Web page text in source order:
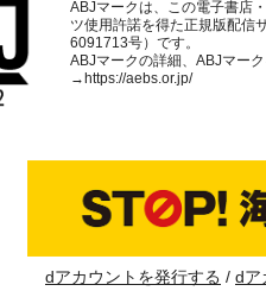
ABJマークは、この電子書店
ツ使用許諾を得た正規版配信
6091713号）です。
ABJマークの詳細、ABJマー
→https://aebs.or.jp/
dアカウントを発行する dア